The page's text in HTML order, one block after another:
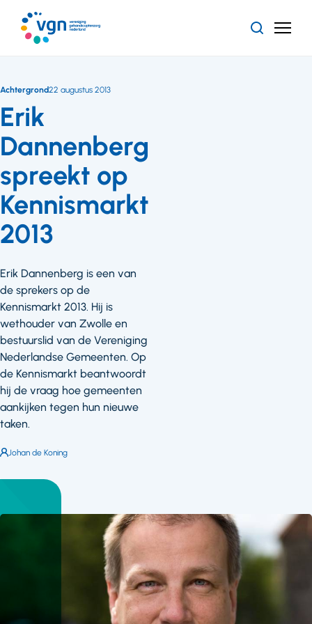
naar
hoofdinhoud
ZoekenMenu
Erik
Dannenberg
spreekt op
Kennismarkt
2013
Achtergrond22 augustus 2013
Erik Dannenberg is een van
de sprekers op de
Kennismarkt 2013. Hij is
wethouder van Zwolle en
bestuurslid van de Vereniging
Nederlandse Gemeenten. Op
de Kennismarkt beantwoordt
hij de vraag hoe gemeenten
aankijken tegen hun nieuwe
taken.
Auteur:
Johan de Koning